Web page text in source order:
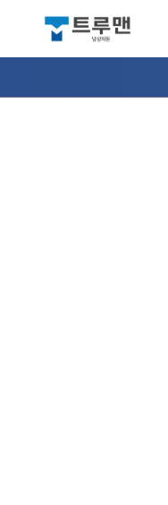
트루맨 남성의원